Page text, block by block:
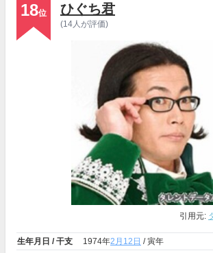
18位 ひぐち君
(14人が評価)
引用元:
生年月日 / 干支 1974年2月12日 / 寅年